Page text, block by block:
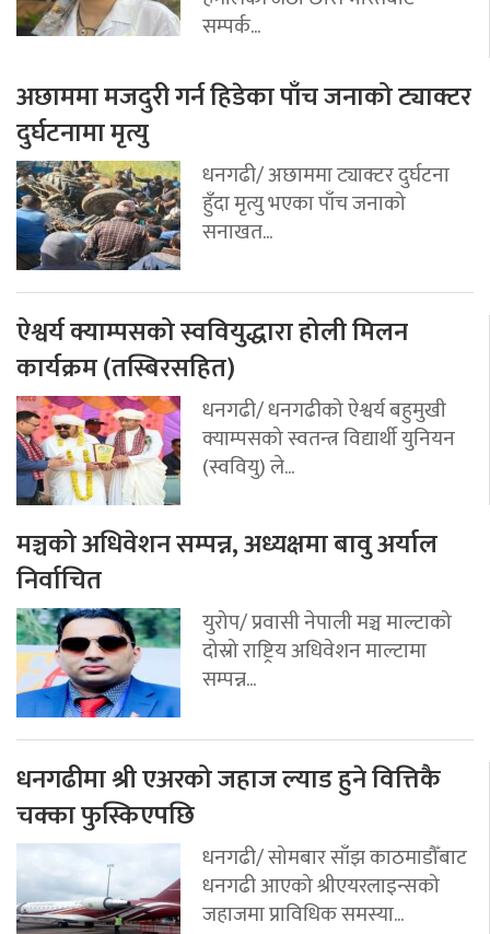
सम्पर्क...
अछाममा मजदुरी गर्न हिडेका पाँच जनाको ट्याक्टर
दुर्घटनामा मृत्यु
धनगढी/ अछाममा ट्याक्टर दुर्घटना
हुँदा मृत्यु भएका पाँच जनाको
सनाखत...
ऐश्वर्य क्याम्पसको स्ववियुद्धारा होली मिलन
कार्यक्रम (तस्बिरसहित)
धनगढी/ धनगढीको ऐश्वर्य बहुमुखी
क्याम्पसको स्वतन्त्र विद्यार्थी युनियन
(स्ववियु) ले...
मञ्चको अधिवेशन सम्पन्न, अध्यक्षमा बावु अर्याल
निर्वाचित
युरोप/ प्रवासी नेपाली मञ्च माल्टाको
दोस्रो राष्ट्रिय अधिवेशन माल्टामा
सम्पन्न...
धनगढीमा श्री एअरको जहाज ल्याड हुने वित्तिकै
चक्का फुस्किएपछि
धनगढी/ सोमबार साँझ काठमाडौँबाट
धनगढी आएको श्रीएयरलाइन्सको
जहाजमा प्राविधिक समस्या...